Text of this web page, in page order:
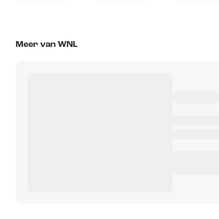
Meer van WNL